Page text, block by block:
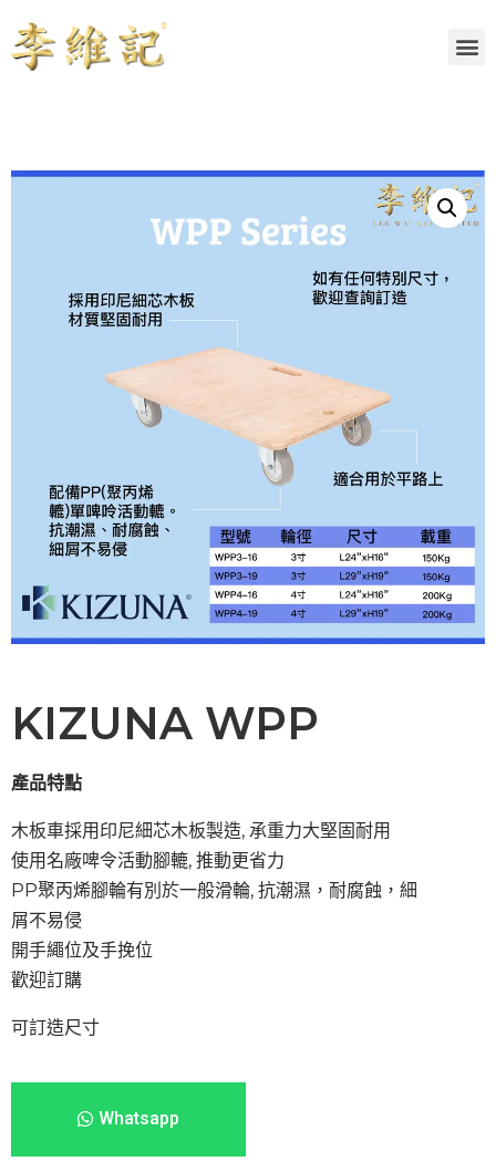
KIZUNA WPP
產品特點
木板車採用印尼細芯木板製造, 承重力大堅固耐用
使用名廠啤令活動腳轆, 推動更省力
PP聚丙烯腳輪有別於一般滑輪, 抗潮濕，耐腐蝕，細
屑不易侵
開手繩位及手挽位
歡迎訂購
可訂造尺寸
Whatsapp